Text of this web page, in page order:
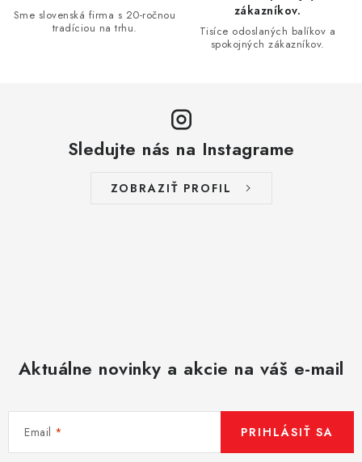
p
Sme slovenská firma s 20-ročnou
tradíciou na trhu.
zákazníkov.
Tisíce odoslaných balíkov a
spokojných zákazníkov.
Sledujte nás na Instagrame
ZOBRAZIŤ PROFIL
Aktuálne novinky a akcie na váš e-mail
Email PRIHLÁSIŤ SA